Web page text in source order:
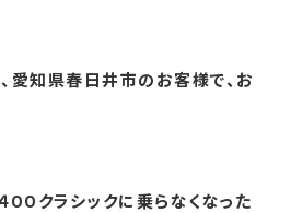
愛知県春日井市のお客様で、お
０クラシックに乗らなくなった